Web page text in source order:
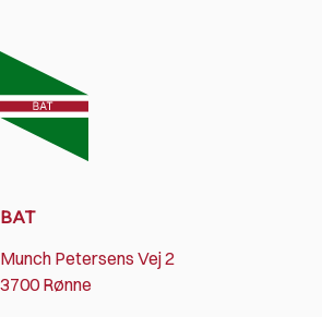
BAT
Munch Petersens Vej 2
3700 Rønne